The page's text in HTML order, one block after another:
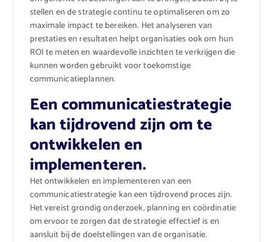
stellen en de strategie continu te optimaliseren om zo
maximale impact te bereiken. Het analyseren van
prestaties en resultaten helpt organisaties ook om hun
ROI te meten en waardevolle inzichten te verkrijgen die
kunnen worden gebruikt voor toekomstige
communicatieplannen.
Een communicatiestrategie
kan tijdrovend zijn om te
ontwikkelen en
implementeren.
Het ontwikkelen en implementeren van een
communicatiestrategie kan een tijdrovend proces zijn.
Het vereist grondig onderzoek, planning en coördinatie
om ervoor te zorgen dat de strategie effectief is en
aansluit bij de doelstellingen van de organisatie.